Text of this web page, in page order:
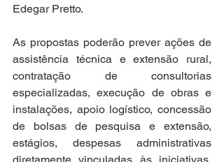
Edegar Pretto.
As propostas poderão prever ações de
assistência técnica e extensão rural,
contratação de consultorias
especializadas, execução de obras e
instalações, apoio logístico, concessão
de bolsas de pesquisa e extensão,
estágios, despesas administrativas